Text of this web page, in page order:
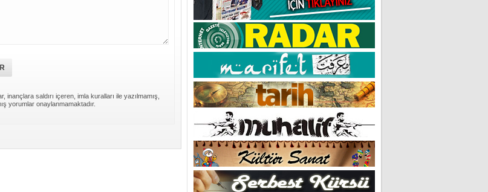
saldırı içeren, imla kuralları ile yazılmamış,
yorumlar onaylanmamaktadır.